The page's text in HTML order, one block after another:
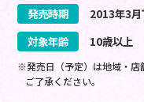
発売時期
2013年3月
対象年齢
10歳以上
※発売日（予定）は地域・店
ご了承ください。